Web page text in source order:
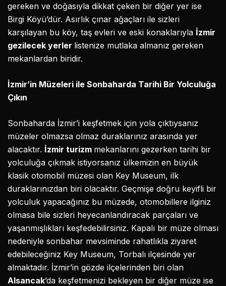
gereken ve doğasıyla dikkat çeken bir diğer yer ise
Birgi Köyü’dür. Asırlık çınar ağaçları ile sizleri
karşılayan bu köy, taş evleri ve eski konaklarıyla İzmir
gezilecek yerler listenize mutlaka almanız gereken
mekanlardan biridir.
İzmir’in Müzeleri ile Sonbaharda Tarihi Bir Yolculuğa
Çıkın
Sonbaharda İzmir’i keşfetmek için yola çıktıysanız
müzeler olmazsa olmaz duraklarınız arasında yer
alacaktır. İzmir turizm mekanlarını gezerken tarihi bir
yolculuğa çıkmak istiyorsanız ülkemizin en büyük
klasik otomobil müzesi olan Key Museum, ilk
duraklarınızdan biri olacaktır. Geçmişe doğru keyifli bir
yolculuk yapacağınız bu müzede, otomobillere ilginiz
olmasa bile sizleri heyecanlandıracak parçaları ve
yaşanmışlıkları keşfedebilirsiniz. Kapalı bir müze olması
nedeniyle sonbahar mevsiminde rahatlıkla ziyaret
edebileceğiniz Key Museum, Torbalı ilçesinde yer
almaktadır. İzmir’in gözde ilçelerinden biri olan
Alsancak’da keşfetmenizi bekleyen bir diğer müze ise